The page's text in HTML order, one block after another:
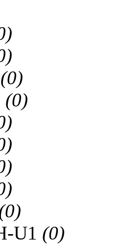
(0)
(0)
U1 (0)